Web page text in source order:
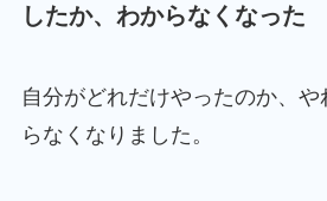
したか、わからなくなった
自分がどれだけやったのか、
らなくなりました。